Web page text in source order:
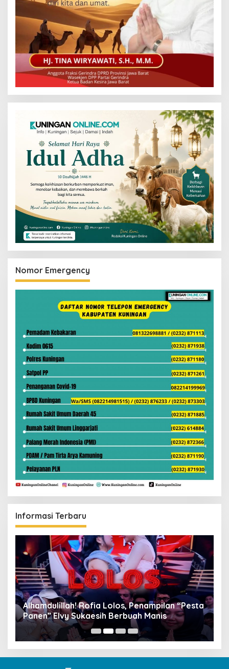
Nomor Emergency
Informasi Terbaru
Alhamdulillah! Rofia Lolos, Penampilan “Pesta
Panen” Elvy Sukaesih Berbuah Manis